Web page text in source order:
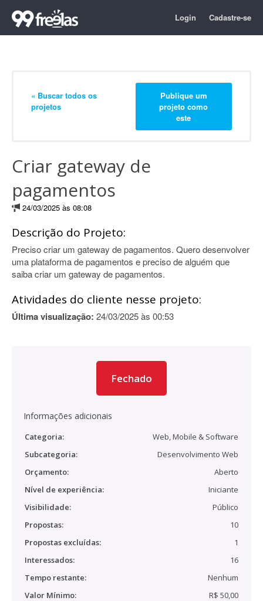
Login Cadastre-se
« Buscar todos os
projetos
Publique um
projeto como
este
Criar gateway de
pagamentos
24/03/2025 às 08:08
Descrição do Projeto:
Preciso criar um gateway de pagamentos. Quero desenvolver
uma plataforma de pagamentos e preciso de alguém que
saiba criar um gateway de pagamentos.
Atividades do cliente nesse projeto:
Última visualização: 24/03/2025 às 00:53
Fechado
Informações adicionais
Categoria:
Web, Mobile & Software
Subcategoria:
Desenvolvimento Web
Orçamento:
Aberto
Nível de experiência:
Iniciante
Visibilidade:
Público
Propostas:
10
Propostas excluídas:
1
Interessados:
16
Tempo restante:
Nenhum
Valor Mínimo:
R$ 50,00